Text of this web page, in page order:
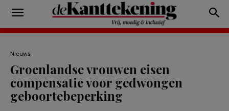
Nieuws
Groenlandse vrouwen eisen
compensatie voor gedwongen
geboortebeperking